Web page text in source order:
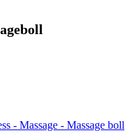
- Massage - Massage boll